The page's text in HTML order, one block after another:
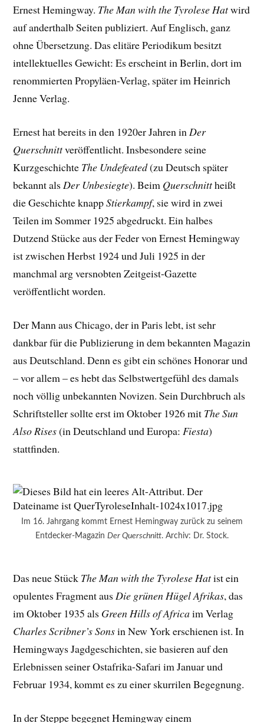
Ernest Hemingway. The Man with the Tyrolese Hatwird
auf anderthalb Seiten publiziert. Auf Englisch, ganz
ohne Übersetzung. Das elitäre Periodikum besitzt
intellektuelles Gewicht: Es erscheint in Berlin, dort im
renommierten Propyläen-Verlag, später im Heinrich
Jenne Verlag.
Ernest hat bereits in den 1920er Jahren inDer
Querschnittveröffentlicht. Insbesondere seine
Kurzgeschichte The Undefeated(zu Deutsch später
bekannt alsDer Unbesiegte). Beim Querschnittheißt
die Geschichte knappStierkampf, sie wird in zwei
Teilen im Sommer 1925 abgedruckt. Ein halbes
Dutzend Stücke aus der Feder von Ernest Hemingway
ist zwischen Herbst 1924 und Juli 1925 in der
manchmal arg versnobten Zeitgeist-Gazette
veröffentlicht worden.
Der Mann aus Chicago, der in Paris lebt, ist sehr
dankbar für die Publizierung in dem bekannten Magazin
aus Deutschland. Denn es gibt ein schönes Honorar und
– vor allem – es hebt das Selbstwertgefühl des damals
noch völlig unbekannten Novizen. Sein Durchbruch als
Schriftsteller sollte erst im Oktober 1926 mit The Sun
Also Rises(in Deutschland und Europa:Fiesta)
stattfinden.
Im 16. Jahrgang kommt Ernest Hemingway zurück zu seinem
Entdecker-Magazin Der Querschnitt. Archiv: Dr. Stock.
Das neue Stück The Man with the Tyrolese Hatist ein
opulentes Fragment ausDie grünen Hügel Afrikas, das
im Oktober 1935 als Green Hills of Africaim Verlag
Charles Scribner’s Sonsin New York erschienen ist. In
Hemingways Jagdgeschichten, sie basieren auf den
Erlebnissen seiner Ostafrika-Safari im Januar und
Februar 1934, kommt es zu einer skurrilen Begegnung.
In der Steppe begegnet Hemingway einem